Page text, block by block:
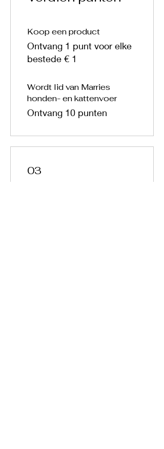
Koop een product
Ontvang 1 punt voor elke
bestede € 1
Wordt lid van Marries
honden- en kattenvoer
Ontvang 10 punten
03